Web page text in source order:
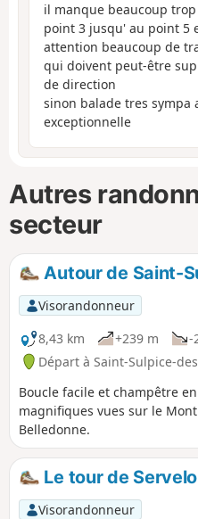
il manque beaucoup
point 3 jusqu' au point 5
attention beaucoup de
qui doivent peut-être
de direction
sinon balade tres sympa
exceptionnelle
Autres
secteur
Autour de Saint-
Visorandonneur
8,43 km
+239 m -
Départ à Saint-Sulpice-
Boucle facile et champêtre
magnifiques vues sur le
Belledonne.
Le tour de
Visorandonneur